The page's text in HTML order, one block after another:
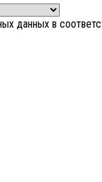
данных в